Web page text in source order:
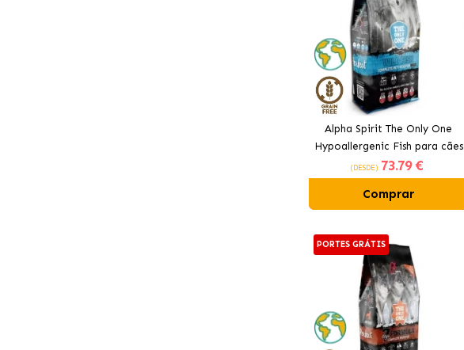
Alpha Spirit The Only One
Hypoallergenic Fish para cães
adultos
(DESDE) 73.79 €
Comprar
PORTES GRÁTIS